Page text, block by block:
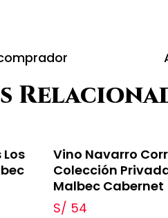
Vino Navarro
Colección
Malbec
S/ 54